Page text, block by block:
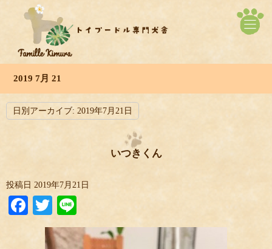
2019 7月 21
日別アーカイブ: 2019年7月21日
いつきくん
投稿日 2019年7月21日
Facebook
Twitter